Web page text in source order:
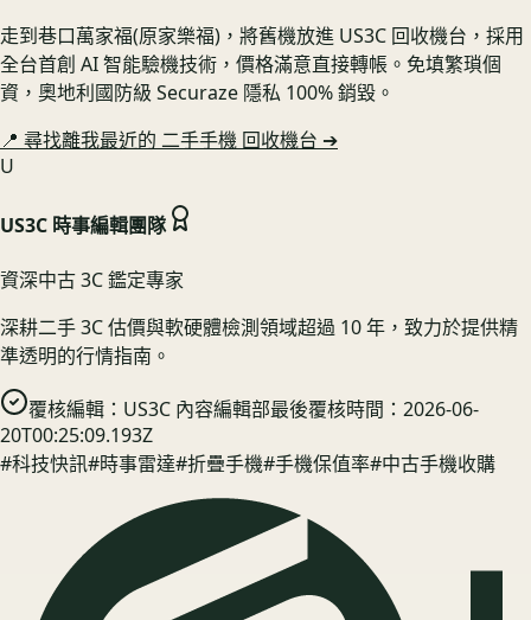
走到巷口萬家福(原家樂福)，將舊機放進 US3C 回收機台，採用
全台首創 AI 智能驗機技術，價格滿意直接轉帳。免填繁瑣個
資，奧地利國防級 Securaze 隱私 100% 銷毀。
📍 尋找離我最近的 二手手機 回收機台 ➔
U
US3C 時事編輯團隊
資深中古 3C 鑑定專家
深耕二手 3C 估價與軟硬體檢測領域超過 10 年，致力於提供精
準透明的行情指南。
覆核編輯： US3C 內容編輯部最後覆核時間： 2026-06-
20T00:25:09.193Z
#科技快訊#時事雷達#折疊手機#手機保值率#中古手機收購